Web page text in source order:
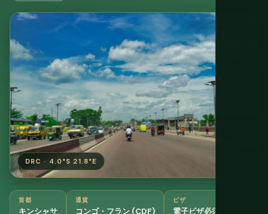
DRC · 4.0°S 21.8°E
首都
キンシャサ
通貨
コンゴ・フラン (CDF)
ビザ
電子ビザ必須